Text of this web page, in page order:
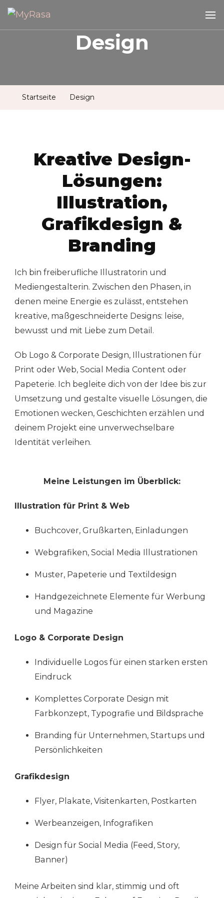
MyRasa
Illustration & Design
Design
Startseite Design
Kreative Design-
Lösungen:
Illustration,
Grafikdesign &
Branding
Ich bin freiberufliche Illustratorin und
Mediengestalterin. Zwischen den Phasen, in
denen meine Energie es zulässt, entstehen
kreative, maßgeschneiderte Designs: leise,
bewusst und mit Liebe zum Detail.
Ob Logo & Corporate Design, Illustrationen für
Print oder Web, Social Media Content oder
Papeterie. Ich begleite dich von der Idee bis zur
Umsetzung und gestalte visuelle Lösungen, die
Emotionen wecken, Geschichten erzählen und
deinem Projekt eine unverwechselbare
Identität verleihen.
Meine Leistungen im Überblick:
Illustration für Print & Web
Buchcover, Grußkarten, Einladungen
Webgrafiken, Social Media Illustrationen
Muster, Papeterie und Textildesign
Handgezeichnete Elemente für Werbung
und Magazine
Logo & Corporate Design
Individuelle Logos für einen starken ersten
Eindruck
Komplettes Corporate Design mit
Farbkonzept, Typografie und Bildsprache
Branding für Unternehmen, Startups und
Persönlichkeiten
Grafikdesign
Flyer, Plakate, Visitenkarten, Postkarten
Werbeanzeigen, Infografiken
Design für Social Media (Feed, Story,
Banner)
Meine Arbeiten sind klar, stimmig und oft